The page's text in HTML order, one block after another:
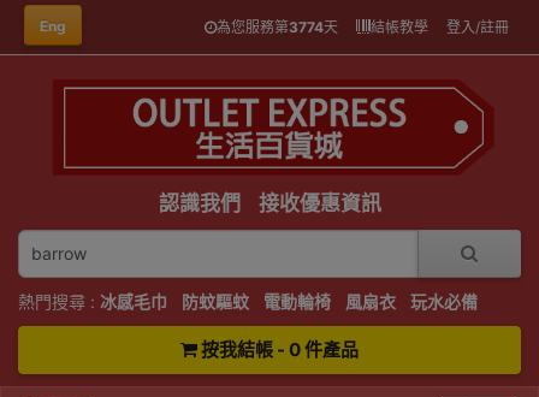
Eng 為您服務第3774天 結帳教學 登入/註冊
認識我們 接收優惠資訊
熱門搜尋 : 冰感毛巾 防蚊驅蚊 電動輪椅 風扇衣 玩水必備
按我結帳 - 0 件產品